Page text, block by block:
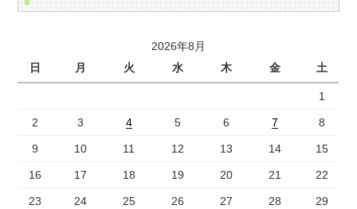
2026年8月
日
月 火 水 木 金 土
1
2 3 4 5 6 7 8
9 10 11 12 13 14 15
16 17 18 19 20 21 22
23 24 25 26 27 28 29